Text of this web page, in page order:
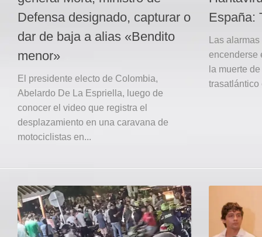
Contactenos
facebook
Twitter
Instagram
Registro ISSN: 2711-3299
Defensa designado, capturar o
dar de baja a alias «Bendito
menor»
El presidente electo de Colombia,
Abelardo De La Espriella, luego de
conocer el video que registra el
desplazamiento en una caravana de
motociclistas en...
España:
Las
encenderse
la muerte
trasatlántico